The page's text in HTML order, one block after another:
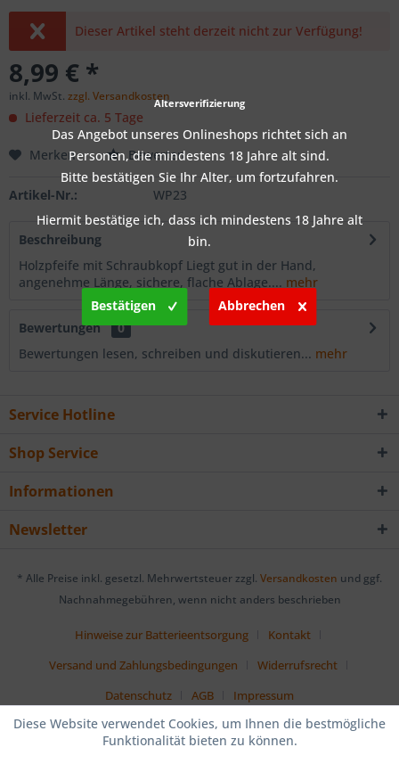
Dieser Artikel steht derzeit nicht zur Verfügung!
8,99 € *
inkl. MwSt. zzgl. Versandkosten
Lieferzeit ca. 5 Tage
Merken Bewerten
Artikel-Nr.: WP23
Beschreibung
Holzpfeife mit Schraubkopf Liegt gut in der Hand,
angenehme Länge, sichere, flache Ablage.... mehr
Bewertungen
0
Bewertungen lesen, schreiben und diskutieren... mehr
Service Hotline
Shop Service
Informationen
Newsletter
* Alle Preise inkl. gesetzl. Mehrwertsteuer zzgl. Versandkosten und ggf.
Nachnahmegebühren, wenn nicht anders beschrieben
Hinweise zur Batterieentsorgung
Kontakt
Versand und Zahlungsbedingungen
Widerrufsrecht
Datenschutz
AGB Impressum
Diese Website verwendet Cookies, um Ihnen die bestmögliche
Funktionalität bieten zu können.
Altersverifizierung
Das Angebot unseres Onlineshops richtet sich an
Personen, die mindestens 18 Jahre alt sind.
Bitte bestätigen Sie Ihr Alter, um fortzufahren.
Hiermit bestätige ich, dass ich mindestens 18 Jahre alt
bin.
Bestätigen Abbrechen